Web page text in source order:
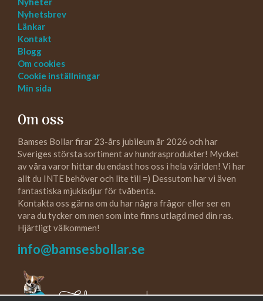
Nyhetsbrev
Länkar
Kontakt
Blogg
Om cookies
Cookie inställningar
Min sida
Om oss
Bamses Bollar firar 23-års jubileum år 2026 och har
Sveriges största sortiment av hundrasprodukter! Mycket
av våra varor hittar du endast hos oss i hela världen! Vi har
allt du INTE behöver och lite till =) Dessutom har vi även
fantastiska mjukisdjur för tvåbenta.
Kontakta oss gärna om du har några frågor eller ser en
vara du tycker om men som inte finns utlagd med din ras.
Hjärtligt välkommen!
info@bamsesbollar.se